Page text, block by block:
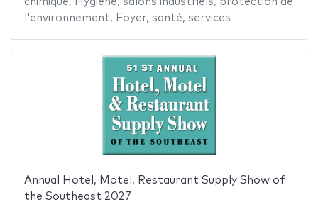
l'environnement, Foyer, santé, services
Annual Hotel, Motel, Restaurant Supply Show of
the Southeast 2027